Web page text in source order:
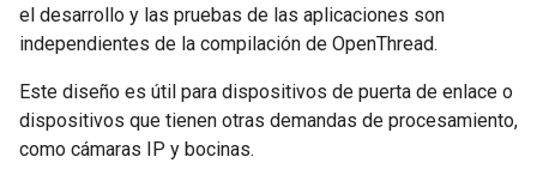
el desarrollo y las pruebas de las aplicaciones son
independientes de la compilación de OpenThread.
Este diseño es útil para dispositivos de puerta de enlace o
dispositivos que tienen otras demandas de procesamiento,
como cámaras IP y bocinas.